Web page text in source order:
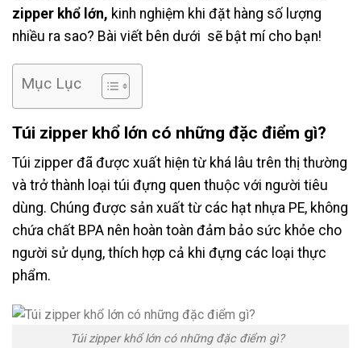
zipper khổ lớn, kinh nghiệm khi đặt hàng số lượng
nhiều ra sao? Bài viết bên dưới sẽ bật mí cho bạn!
Mục Lục
Túi zipper khổ lớn có những đặc điểm gì?
Túi zipper đã được xuất hiện từ khá lâu trên thị thường
và trở thành loại túi đựng quen thuộc với người tiêu
dùng. Chúng được sản xuất từ các hạt nhựa PE, không
chứa chất BPA nên hoàn toàn đảm bảo sức khỏe cho
người sử dụng, thích hợp cả khi đựng các loại thực
phẩm.
Túi zipper khổ lớn có những đặc điểm gì?